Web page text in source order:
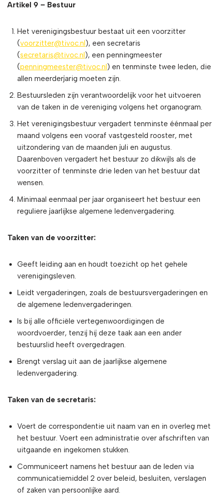
Artikel 9 – Bestuur
Het verenigingsbestuur bestaat uit een voorzitter
(voorzitter@tivoc.nl ), een secretaris
(secretaris@tivoc.nl ), een penningmeester
(penningmeester@tivoc.nl ) en tenminste twee leden, die
allen meerderjarig moeten zijn.
Bestuursleden zijn verantwoordelijk voor het uitvoeren
van de taken in de vereniging volgens het organogram.
Het verenigingsbestuur vergadert tenminste éénmaal per
maand volgens een vooraf vastgesteld rooster, met
uitzondering van de maanden juli en augustus.
Daarenboven vergadert het bestuur zo dikwijls als de
voorzitter of tenminste drie leden van het bestuur dat
wensen.
Minimaal eenmaal per jaar organiseert het bestuur een
reguliere jaarlijkse algemene ledenvergadering.
Taken van de voorzitter:
Geeft leiding aan en houdt toezicht op het gehele
verenigingsleven.
Leidt vergaderingen, zoals de bestuursvergaderingen en
de algemene ledenvergaderingen.
Is bij alle officiële vertegenwoordigingen de
woordvoerder, tenzij hij deze taak aan een ander
bestuurslid heeft overgedragen.
Brengt verslag uit aan de jaarlijkse algemene
ledenvergadering.
Taken van de secretaris:
Voert de correspondentie uit naam van en in overleg met
het bestuur. Voert een administratie over afschriften van
uitgaande en ingekomen stukken.
Communiceert namens het bestuur aan de leden via
communicatiemiddel 2 over beleid, besluiten, verslagen
of zaken van persoonlijke aard.